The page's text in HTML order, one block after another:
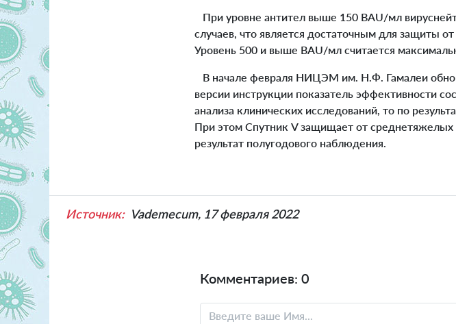
При уровне антител выше 150 BAU/мл
случаев, что является достаточным для защиты
Уровень 500 и выше BAU/мл считается
В начале февраля НИЦЭМ им. Н.Ф. Гамалеи
версии инструкции показатель эффективности
анализа клинических исследований, то по
При этом Спутник V защищает от среднетяжелых
результат полугодового наблюдения.
Источник: Vademecum, 17 февраля 2022
Комментариев: 0